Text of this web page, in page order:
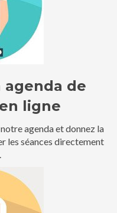
agenda de
ligne
agenda et donnez la
les séances directement